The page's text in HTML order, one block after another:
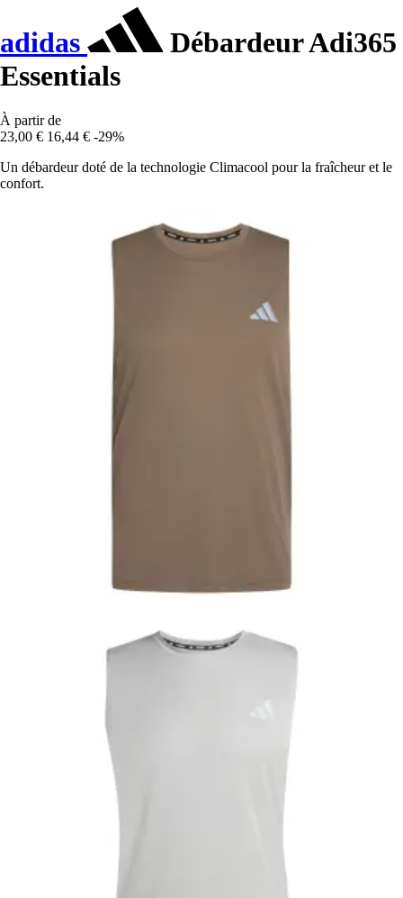
adidas
Débardeur Adi365
Essentials
À partir de
23,00 € 16,44 € -29%
Un débardeur doté de la technologie Climacool pour la fraîcheur et le
confort.